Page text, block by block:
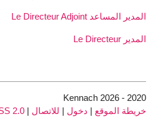
المدير المساعد Le Directeur Adjoint
المدير Le Directeur
2020 - 2026 Kennach
خريطة الموقع | دخول | للاتصال |
2.0